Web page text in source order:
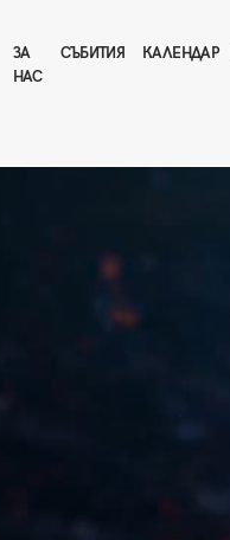
ЗА
НАС
CЪБИТИЯ КАЛЕНДАР